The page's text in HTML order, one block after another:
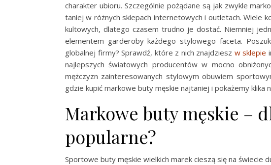
charakter ubioru. Szczególnie pożądane są jak zwykle
taniej w różnych sklepach internetowych i outletach. Wiele
kultowych, dlatego czasem trudno je dostać. Niemniej
elementem garderoby każdego stylowego faceta.
globalnej firmy? Sprawdź, które z nich znajdziesz w sklepie
najlepszych światowych producentów w mocno
mężczyzn zainteresowanych stylowym obuwiem
gdzie kupić markowe buty męskie najtaniej i pokażemy klika
Markowe buty męskie –
popularne?
Sportowe buty męskie wielkich marek cieszą się na świecie